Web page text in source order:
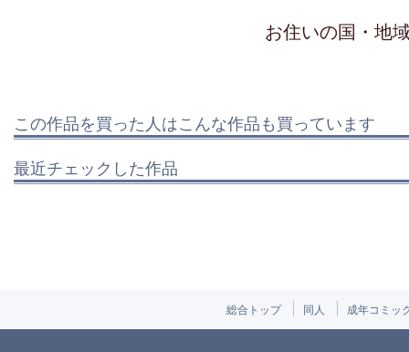
お住いの国・地
この作品を買った人はこんな作品も買っています
最近チェックした作品
総合トップ 同人 成年コミッ